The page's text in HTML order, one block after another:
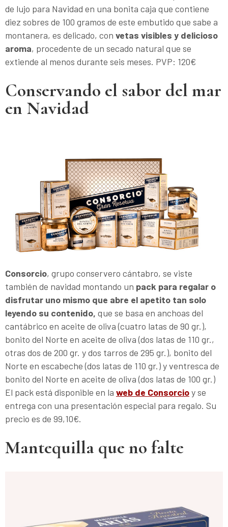
de lujo para Navidad en una bonita caja que contiene
diez sobres de 100 gramos de este embutido que sabe a
montanera, es delicado, con vetas visibles y delicioso
aroma, procedente de un secado natural que se
extiende al menos durante seis meses. PVP: 120€
Conservando el sabor del mar
en Navidad
Consorcio, grupo conservero cántabro, se viste
también de navidad montando un pack para regalar o
disfrutar uno mismo que abre el apetito tan solo
leyendo su contenido, que se basa en anchoas del
cantábrico en aceite de oliva (cuatro latas de 90 gr.),
bonito del Norte en aceite de oliva (dos latas de 110 gr.,
otras dos de 200 gr. y dos tarros de 295 gr.), bonito del
Norte en escabeche (dos latas de 110 gr.) y ventresca de
bonito del Norte en aceite de oliva (dos latas de 100 gr.)
El pack está disponible en la web de Consorcioy se
entrega con una presentación especial para regalo. Su
precio es de 99,10€.
Mantequilla que no falte